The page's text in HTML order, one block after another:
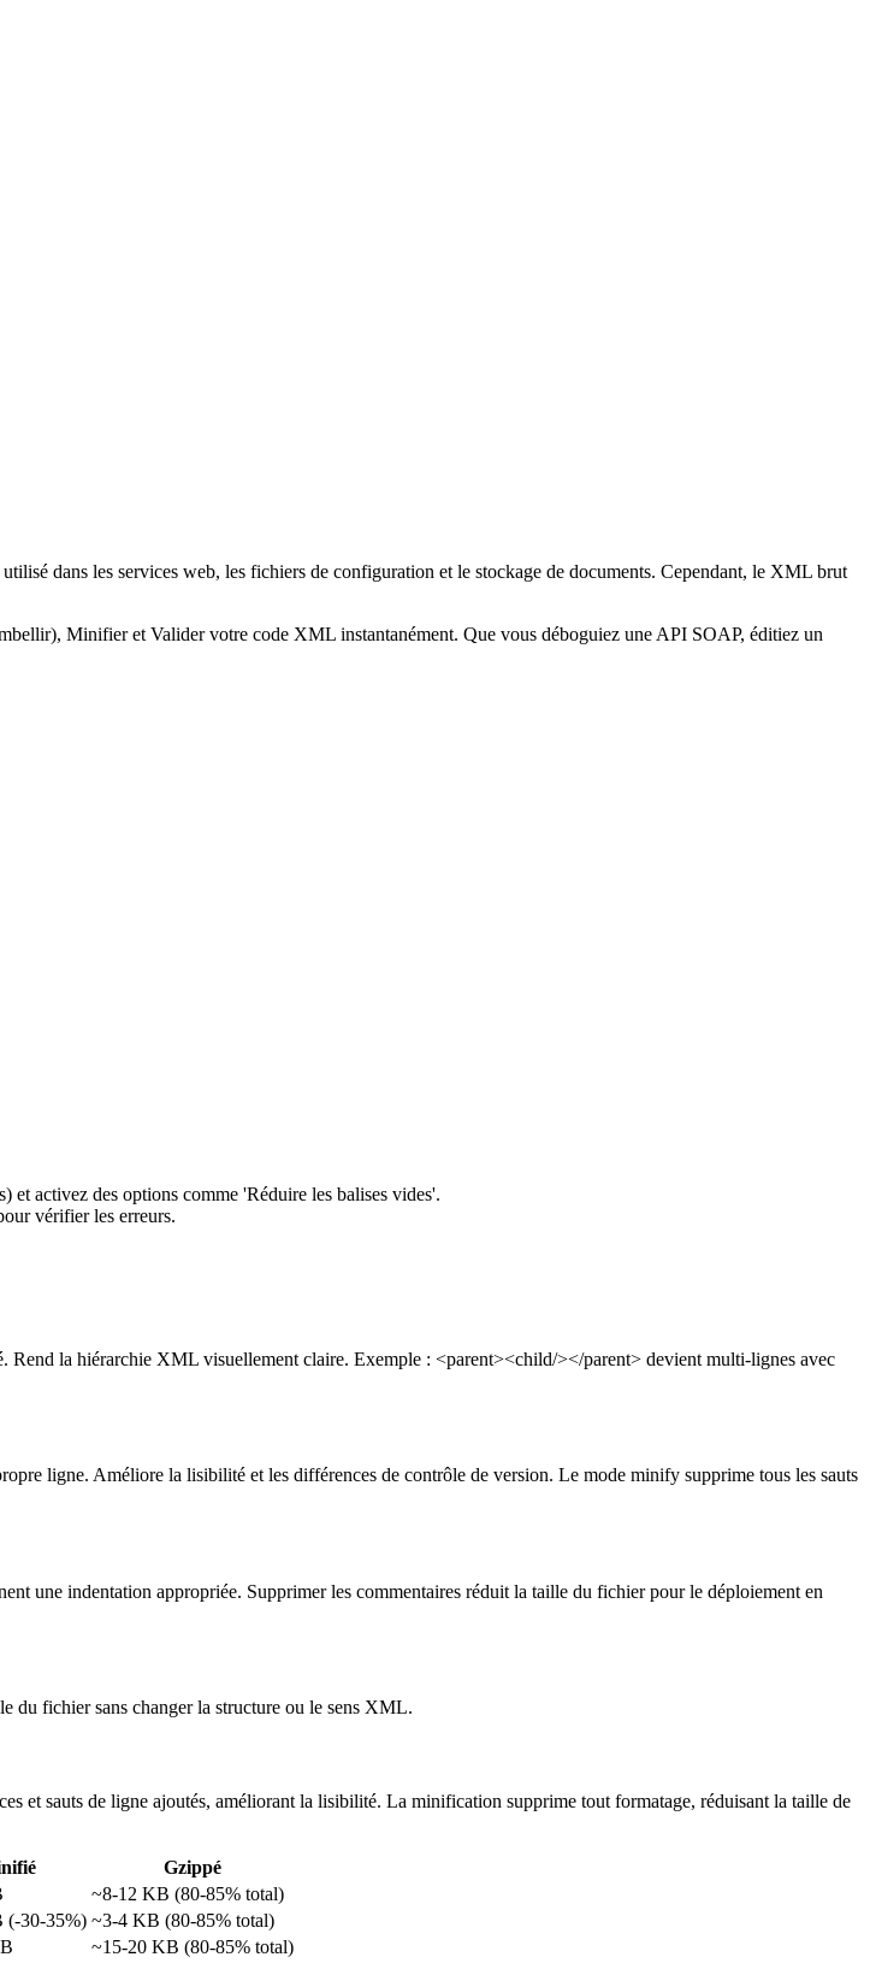
dans les services web, les fichiers de configuration et le stockage de documents. Cependant, le XML brut
Minifier et Valider votre code XML instantanément. Que vous déboguiez une API SOAP, éditiez un
et activez des options comme 'Réduire les balises vides'.
vérifier les erreurs.
Rend la hiérarchie XML visuellement claire. Exemple : <parent><child/></parent> devient multi-lignes avec
ligne. Améliore la lisibilité et les différences de contrôle de version. Le mode minify supprime tous les sauts
une indentation appropriée. Supprimer les commentaires réduit la taille du fichier pour le déploiement en
du fichier sans changer la structure ou le sens XML.
et sauts de ligne ajoutés, améliorant la lisibilité. La minification supprime tout formatage, réduisant la taille de
Gzippé
~8-12 KB (80-85% total)
(-30-35%) ~3-4 KB (80-85% total)
~15-20 KB (80-85% total)